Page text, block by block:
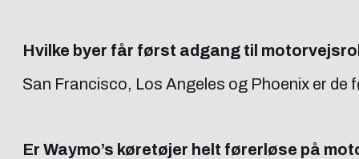
Hvilke byer får først adgang til
San Francisco, Los Angeles og Phoenix er de
Er Waymo’s køretøjer helt førerløse på